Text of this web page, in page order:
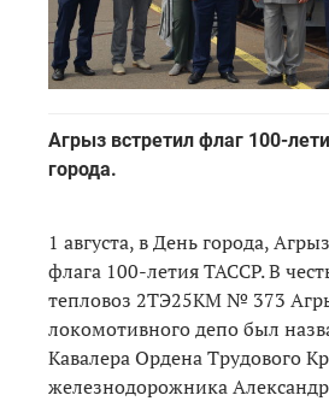
Агрыз встретил флаг 100-
города.
1 августа, в День города,
флага 100-летия ТАССР. В
тепловоз 2ТЭ25КМ № 373
локомотивного депо был
Кавалера Ордена Трудового
железнодорожника